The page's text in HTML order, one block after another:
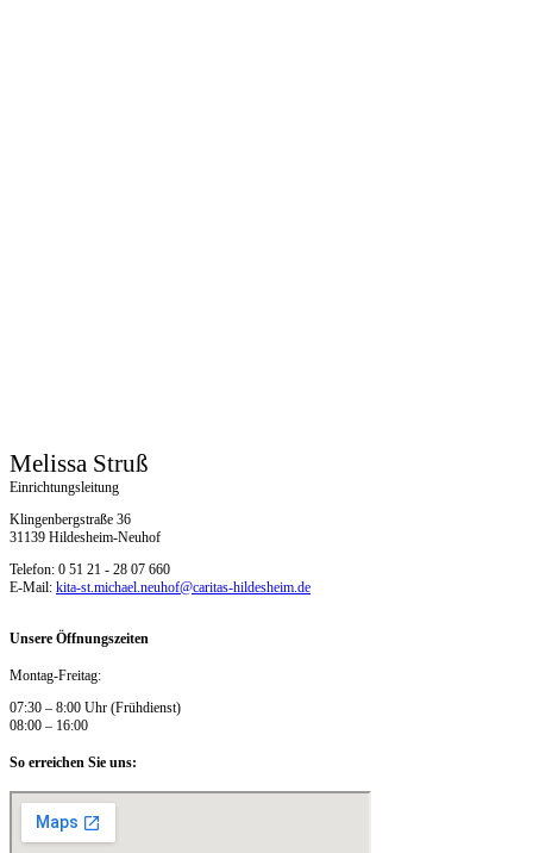
Melissa Struß
Einrichtungsleitung
Klingenbergstraße 36
31139 Hildesheim-Neuhof
Telefon: 0 51 21 - 28 07 660
E-Mail: kita-st.michael.neuhof@caritas-hildesheim.de
Unsere Öffnungszeiten
Montag-Freitag:
07:30 – 8:00 Uhr (Frühdienst)
08:00 – 16:00
So erreichen Sie uns: